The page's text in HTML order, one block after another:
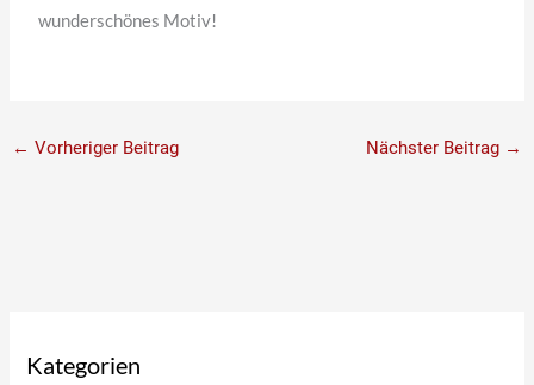
wunderschönes Motiv!
← Vorheriger Beitrag Nächster Beitrag →
Kategorien